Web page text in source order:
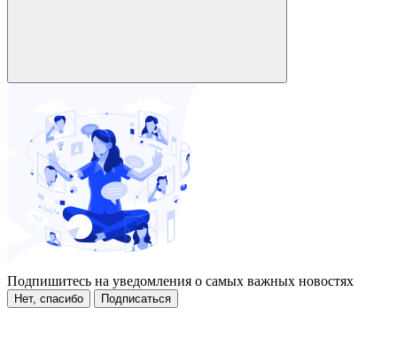
Подпишитесь на уведомления о самых важных новостях
Нет, спасибо Подписаться